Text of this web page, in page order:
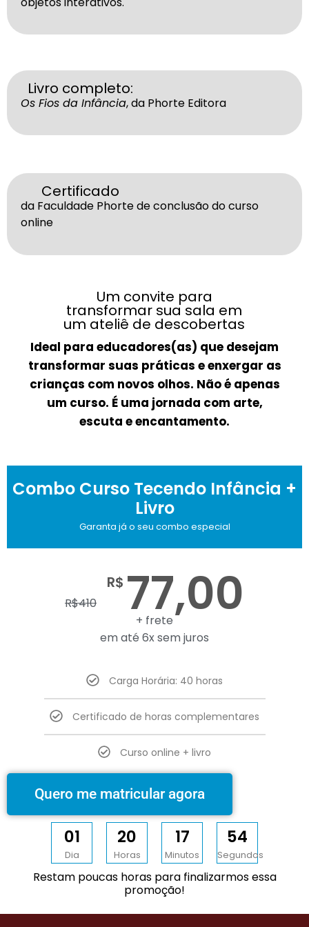
Livro completo:
Os Fios da Infância, da Phorte Editora
Certificado
da Faculdade Phorte de conclusão do curso
online
Um convite para
transformar sua sala em
um ateliê de descobertas
Ideal para educadores(as) que desejam
transformar suas práticas e enxergar as
crianças com novos olhos. Não é apenas
um curso. É uma jornada com arte,
escuta e encantamento.
Combo Curso Tecendo Infância +
Livro
Garanta já o seu combo especial
R$410
R$ 77,00
+ frete
em até 6x sem juros
Carga Horária: 40 horas
Certificado de horas complementares
Curso online + livro
Quero me matricular agora
01
Dia
20
Horas
17
Minutos
53
Segundos
Restam poucas horas para finalizarmos essa
promoção!